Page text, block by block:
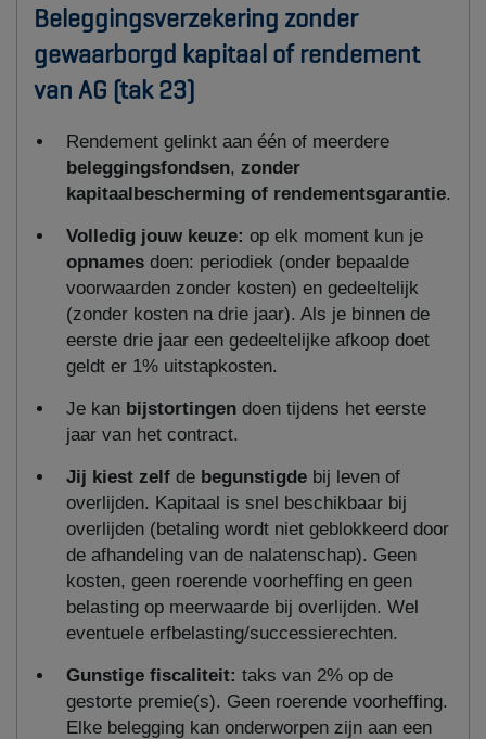
Beleggingsverzekering zonder
gewaarborgd kapitaal of rendement
van AG (tak 23)
Rendement gelinkt aan één of meerdere
beleggingsfondsen, zonder
kapitaalbescherming of rendementsgarantie.
Volledig jouw keuze: op elk moment kun je
opnames doen: periodiek (onder bepaalde
voorwaarden zonder kosten) en gedeeltelijk
(zonder kosten na drie jaar). Als je binnen de
eerste drie jaar een gedeeltelijke afkoop doet
geldt er 1% uitstapkosten.
Je kan bijstortingen doen tijdens het eerste
jaar van het contract.
Jij kiest zelf de begunstigde bij leven of
overlijden. Kapitaal is snel beschikbaar bij
overlijden (betaling wordt niet geblokkeerd door
de afhandeling van de nalatenschap). Geen
kosten, geen roerende voorheffing en geen
belasting op meerwaarde bij overlijden. Wel
eventuele erfbelasting/successierechten.
Gunstige fiscaliteit: taks van 2% op de
gestorte premie(s). Geen roerende voorheffing.
Elke belegging kan onderworpen zijn aan een